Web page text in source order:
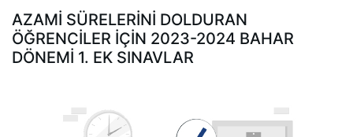
AZAMİ SÜRELERİNİ DOLDURAN
ÖĞRENCİLER İÇİN 2023-2024 BAHAR
DÖNEMİ 1. EK SINAVLAR